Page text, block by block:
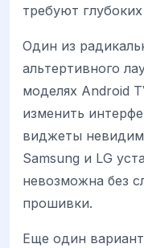
требуют
Один из
альтертивного
моделях Android
изменить
виджеты
Samsung и LG
невозможна без
прошивки.
Еще один